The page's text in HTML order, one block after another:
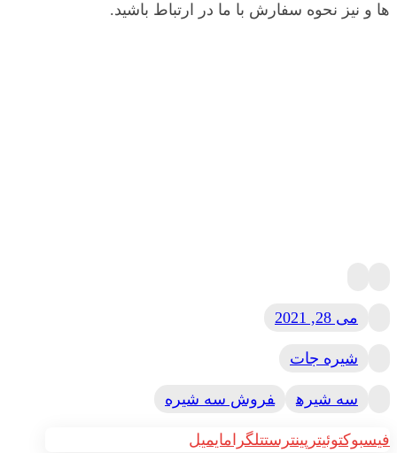
ها و نیز نحوه سفارش با ما در ارتباط باشید.
می 28, 2021
شیره جات
سه شیره فروش سه شیره
فیسبوکتوئیتر پینترستتلگرامایمیل